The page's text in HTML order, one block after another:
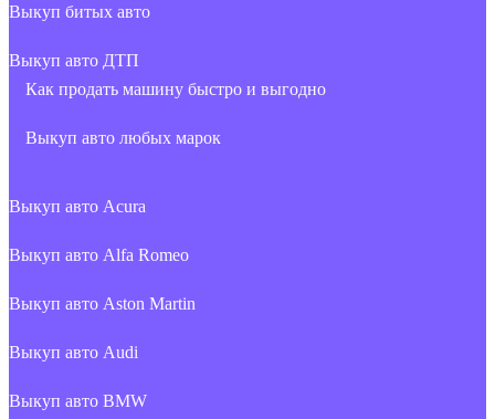
Выкуп битых авто
Выкуп авто ДТП
Как продать машину быстро и выгодно
Выкуп авто любых марок
Выкуп авто Acura
Выкуп авто Alfa Romeo
Выкуп авто Aston Martin
Выкуп авто Audi
Выкуп авто BMW